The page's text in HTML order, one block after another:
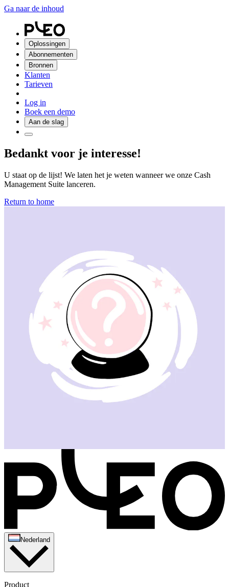
Ga naar de inhoud
Oplossingen
Abonnementen
Bronnen
Klanten
Tarieven
Log in
Boek een demo
Aan de slag
Bedankt voor je interesse!
U staat op de lijst! We laten het je weten wanneer we onze Cash
Management Suite lanceren.
Return to home
Nederland
Product